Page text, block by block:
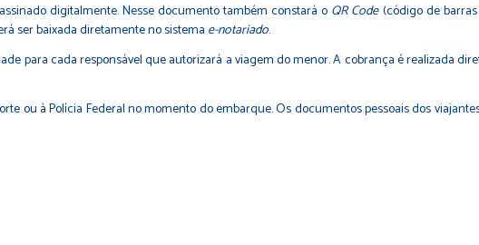
digitalmente. Nesse documento também constará o QR Code(código de
ser baixada diretamente no sistema e-notariado.
para cada responsável que autorizará a viagem do menor. A cobrança é realizada
ou à Polícia Federal no momento do embarque. Os documentos pessoais dos